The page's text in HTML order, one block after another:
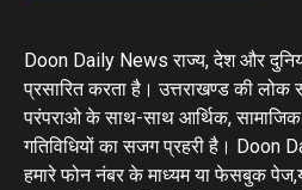
Doon Daily News राज्य, देश और
प्रसारित करता है। उत्तराखण्ड की लोक
परंपराओ के साथ-साथ आर्थिक, सामाजिक
गतिविधियों का सजग प्रहरी है।
हमारे फोन नंबर के माध्यम या फेसबुक